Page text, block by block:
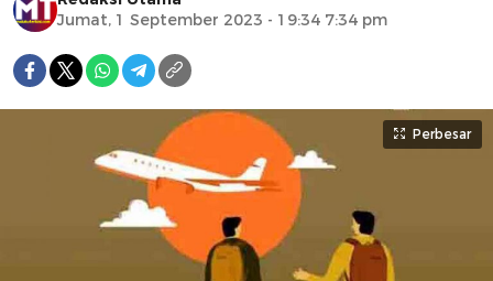
Jumat, 1 September 2023 - 19:34 7:34 pm
Perbesar